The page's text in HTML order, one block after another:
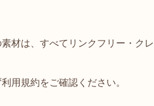
素材は、すべてリンクフリー・ク
用規約をご確認ください。